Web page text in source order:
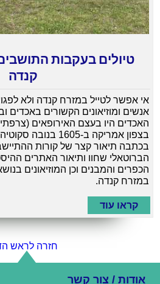
טיולים בעקבות
קנדה
אי אפשר לטייל במזרח קנדה ולא
אנשים ומוזיאונים הקשורים באכדים
האכדים היו בעצם האירופאים
בצפון אמריקה ב-1605 בנובה סקוטיה תחילה.
בכתבה תיאור קצר של קורות
הברוטאלי שחוו ותיאור האתרים
הכפרים והמבנים וכן המוזיאונים
במזרח קנדה.
קראו עוד
חזרה לראש
אודות / צור קשר